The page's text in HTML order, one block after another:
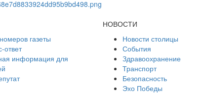
газеты
ответ
информация для
НОВОСТИ
Новости столицы
События
Здравоохранение
Транспорт
Безопасность
Эхо Победы